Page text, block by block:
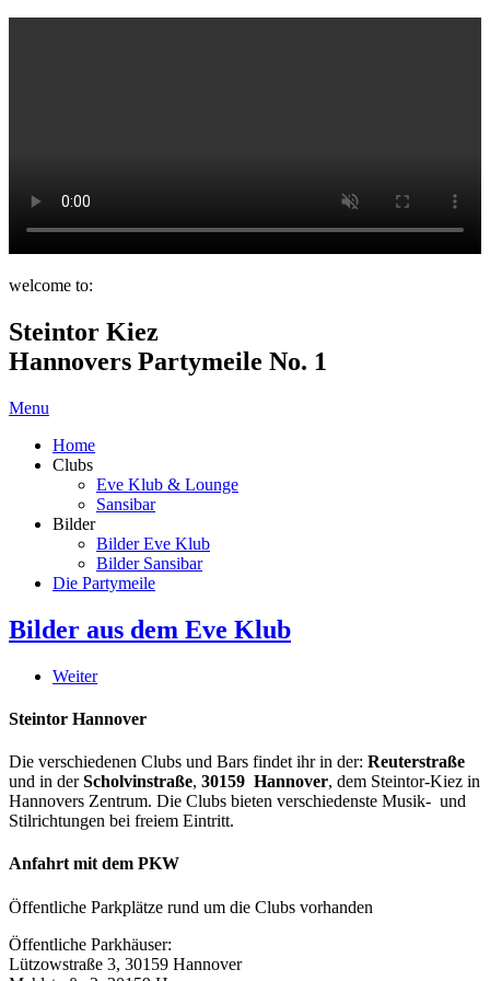
welcome to:
Steintor Kiez
Hannovers Partymeile No. 1
Menu
Home
Clubs
Eve Klub & Lounge
Sansibar
Bilder
Bilder Eve Klub
Bilder Sansibar
Die Partymeile
Bilder aus dem Eve Klub
Weiter
Steintor Hannover
Die verschiedenen Clubs und Bars findet ihr in der: Reuterstraße
und in derScholvinstraße, 30159 Hannover, dem Steintor-Kiez in
Hannovers Zentrum. Die Clubs bieten verschiedenste Musik- und
Stilrichtungen bei freiem Eintritt.
Anfahrt mit dem PKW
Öffentliche Parkplätze rund um die Clubs vorhanden
Öffentliche Parkhäuser:
Lützowstraße 3, 30159 Hannover